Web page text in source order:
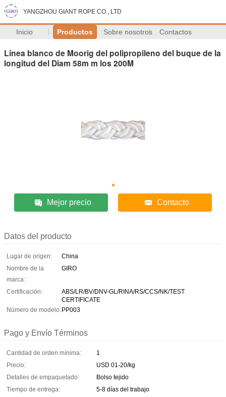
YANGZHOU GIANT ROPE CO., LTD
Inicio Productos Sobre nosotros Contactos
Línea blanco de Moorig del polipropileno del buque de la
longitud del Diam 58m m los 200M
Mejor precio Contacto
Datos del producto
Lugar de origen:
China
Nombre de la
marca:
GIRO
Certificación:
ABS/LR/BV/DNV-GL/RINA/RS/CCS/NK/TEST
CERTIFICATE
Número de modelo:PP003
Pago y Envío Términos
Cantidad de orden mínima:
1
Precio:
USD 01-20/kg
Detalles de empaquetado:
Bolso tejido
Tiempo de entrega:
5-8 días del trabajo